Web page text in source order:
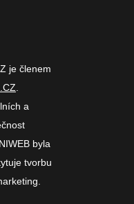
je členem
a
byla
tvorbu